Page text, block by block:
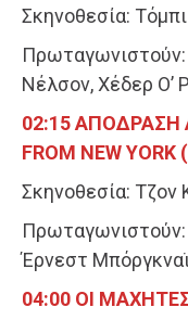
Σκηνοθεσία:
Πρωταγωνιστούν:
Νέλσον, Χέδερ Ο’
02:15 ΑΠΟΔΡΑΣΗ
FROM NEW YORK
Σκηνοθεσία: Τζον
Πρωταγωνιστούν:
Έρνεστ
04:00 ΟΙ ΜΑΧΗΤΕΣ